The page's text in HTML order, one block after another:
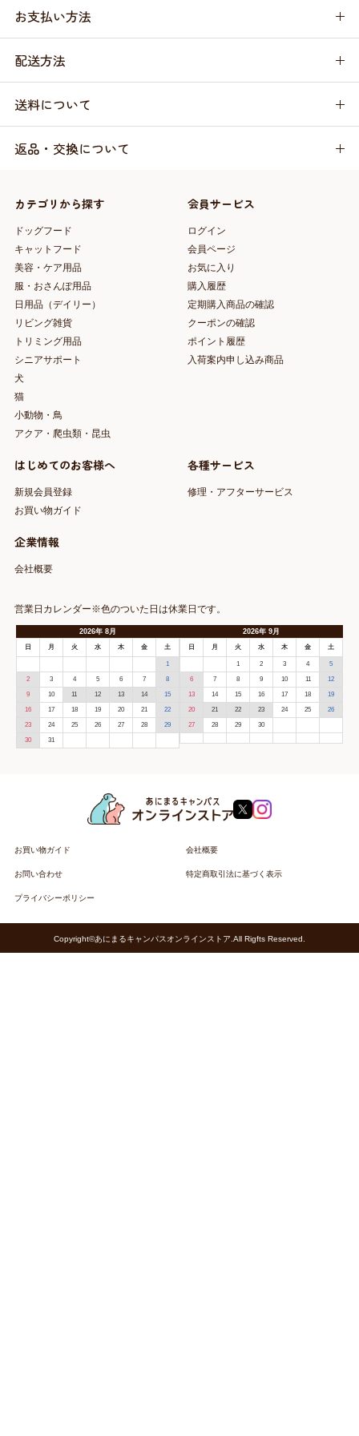
お支払い方法
配送方法
送料について
返品・交換について
カテゴリから探す
ドッグフード
キャットフード
美容・ケア用品
服・おさんぽ用品
日用品（デイリー）
リビング雑貨
トリミング用品
シニアサポート
犬
猫
小動物・鳥
アクア・爬虫類・昆虫
会員サービス
ログイン
会員ページ
お気に入り
購入履歴
定期購入商品の確認
クーポンの確認
ポイント履歴
入荷案内申し込み商品
はじめてのお客様へ
新規会員登録
お買い物ガイド
各種サービス
修理・アフターサービス
企業情報
会社概要
営業日カレンダー※色のついた日は休業日です。
2026年 8月
日 月 火 水 木 金 土
1
2 3 4 5 6 7 8
9 10 11 12 13 14 15
16 17 18 19 20 21 22
23 24 25 26 27 28 29
30 31
2026年9月
日 月 火 水 木 金 土
1 2 3 4 5
6 7 8 9 10 11 12
13 14 15 16 17 18 19
20 21 22 23 24 25 26
27 28 29 30
お買い物ガイド 会社概要
お問い合わせ 特定商取引法に基づく表示
プライバシーポリシー
Copyright©あにまるキャンパスオンラインストア.All Rigfts Reserved.